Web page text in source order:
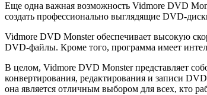
Еще одна важная возможность Vidmore DVD
создать профессионально выглядящие DVD-
Vidmore DVD Monster обеспечивает высокую
DVD-файлы. Кроме того, программа имеет
В целом, Vidmore DVD Monster представляет
конвертирования, редактирования и записи
она является отличным выбором для всех, кто